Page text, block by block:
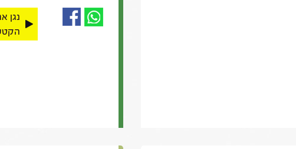
נגן